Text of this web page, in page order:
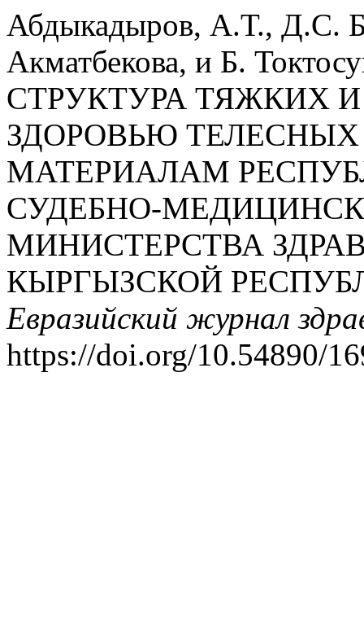
Абдыкадыров, А.Т., Д.С.
Акматбекова, и Б.
СТРУКТУРА ТЯЖКИХ
ЗДОРОВЬЮ
МАТЕРИАЛАМ
СУДЕБНО-
МИНИСТЕРСТВА
КЫРГЫЗСКОЙ
Евразийский журнал
https://doi.org/10.54890/